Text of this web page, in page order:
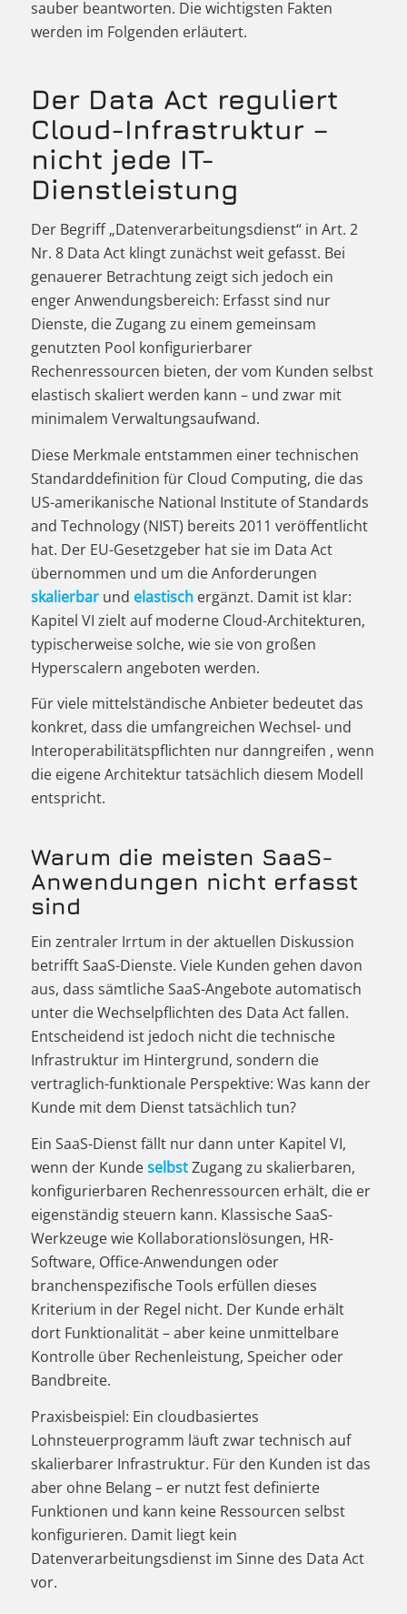
sauber beantworten. Die wichtigsten Fakten
werden im Folgenden erläutert.
Der Data Act reguliert
Cloud-Infrastruktur –
nicht jede IT-
Dienstleistung
Der Begriff „Datenverarbeitungsdienst“ in Art. 2
Nr. 8 Data Act klingt zunächst weit gefasst. Bei
genauerer Betrachtung zeigt sich jedoch ein
enger Anwendungsbereich: Erfasst sind nur
Dienste, die Zugang zu einem gemeinsam
genutzten Pool konfigurierbarer
Rechenressourcen bieten, der vom Kunden selbst
elastisch skaliert werden kann – und zwar mit
minimalem Verwaltungsaufwand.
Diese Merkmale entstammen einer technischen
Standarddefinition für Cloud Computing, die das
US-amerikanische National Institute of Standards
and Technology (NIST) bereits 2011 veröffentlicht
hat. Der EU-Gesetzgeber hat sie im Data Act
übernommen und um die Anforderungen
skalierbarund elastischergänzt. Damit ist klar:
Kapitel VI zielt auf moderne Cloud-Architekturen,
typischerweise solche, wie sie von großen
Hyperscalern angeboten werden.
Für viele mittelständische Anbieter bedeutet das
konkret, dass die umfangreichen Wechsel- und
Interoperabilitätspflichten nur danngreifen , wenn
die eigene Architektur tatsächlich diesem Modell
entspricht.
Warum die meisten SaaS-
Anwendungen nicht erfasst
sind
Ein zentraler Irrtum in der aktuellen Diskussion
betrifft SaaS-Dienste. Viele Kunden gehen davon
aus, dass sämtliche SaaS-Angebote automatisch
unter die Wechselpflichten des Data Act fallen.
Entscheidend ist jedoch nicht die technische
Infrastruktur im Hintergrund, sondern die
vertraglich-funktionale Perspektive: Was kann der
Kunde mit dem Dienst tatsächlich tun?
Ein SaaS-Dienst fällt nur dann unter Kapitel VI,
wenn der KundeselbstZugang zu skalierbaren,
konfigurierbaren Rechenressourcen erhält, die er
eigenständig steuern kann. Klassische SaaS-
Werkzeuge wie Kollaborationslösungen, HR-
Software, Office-Anwendungen oder
branchenspezifische Tools erfüllen dieses
Kriterium in der Regel nicht. Der Kunde erhält
dort Funktionalität – aber keine unmittelbare
Kontrolle über Rechenleistung, Speicher oder
Bandbreite.
Praxisbeispiel: Ein cloudbasiertes
Lohnsteuerprogramm läuft zwar technisch auf
skalierbarer Infrastruktur. Für den Kunden ist das
aber ohne Belang – er nutzt fest definierte
Funktionen und kann keine Ressourcen selbst
konfigurieren. Damit liegt kein
Datenverarbeitungsdienst im Sinne des Data Act
vor.